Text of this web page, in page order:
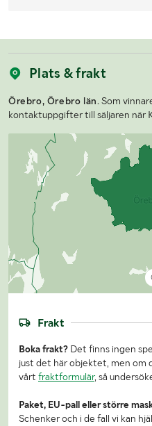
Plats & frakt
Örebro, Örebro län.Som
kontaktuppgifter till säljaren när
Frakt
Boka frakt? Det finns ingen
just det här objektet, men om
vårt fraktformulär, så
Paket, EU-pall eller större
Schenker och i de fall vi kan